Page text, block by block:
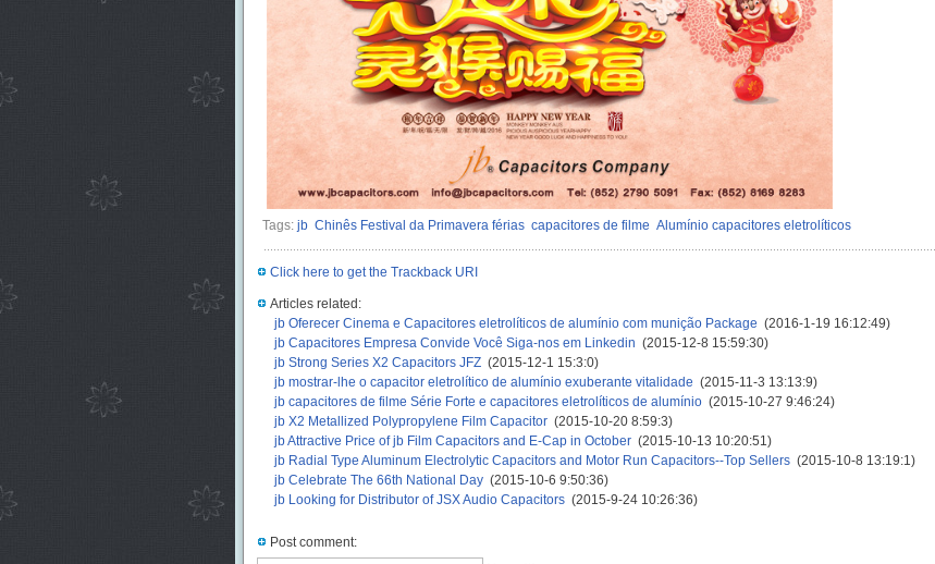
Tags: jb Chinês Festival da Primavera férias capacitores de filme Alumínio capacitores eletrolíticos
Click here to get the Trackback URI
Articles related:
jb Oferecer Cinema e Capacitores eletrolíticos de alumínio com munição Package (2016-1-19 16:12:49)
jb Capacitores Empresa Convide Você Siga-nos em Linkedin (2015-12-8 15:59:30)
jb Strong Series X2 Capacitors JFZ(2015-12-1 15:3:0)
jb mostrar-lhe o capacitor eletrolítico de alumínio exuberante vitalidade (2015-11-3 13:13:9)
jb capacitores de filme Série Forte e capacitores eletrolíticos de alumínio(2015-10-27 9:46:24)
jb X2 Metallized Polypropylene Film Capacitor(2015-10-20 8:59:3)
jb Attractive Price of jb Film Capacitors and E-Cap in October(2015-10-13 10:20:51)
jb Radial Type Aluminum Electrolytic Capacitors and Motor Run Capacitors--Top Sellers(2015-10-8 13:19:1)
jb Celebrate The 66th National Day(2015-10-6 9:50:36)
jb Looking for Distributor of JSX Audio Capacitors(2015-9-24 10:26:36)
Post comment: